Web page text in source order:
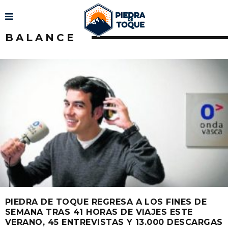
BALANCE
PIEDRA DE TOQUE REGRESA A LOS FINES DE
SEMANA TRAS 41 HORAS DE VIAJES ESTE
VERANO, 45 ENTREVISTAS Y 13.000 DESCARGAS